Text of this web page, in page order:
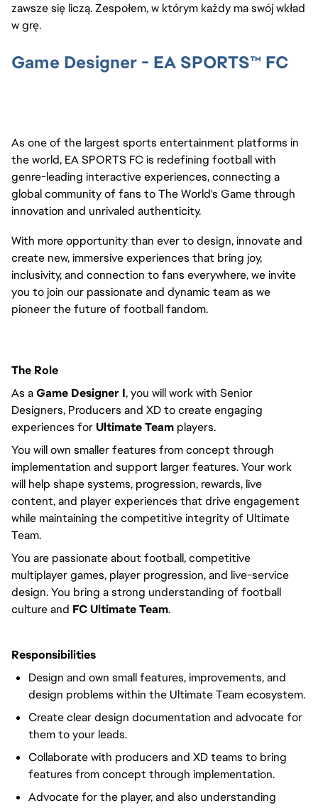
zawsze się liczą. Zespołem, w którym każdy ma swój wkład
w grę.
Game Designer - EA SPORTS™ FC
As one of the largest sports entertainment platforms in
the world, EA SPORTS FC is redefining football with
genre-leading interactive experiences, connecting a
global community of fans to The World's Game through
innovation and unrivaled authenticity.
With more opportunity than ever to design, innovate and
create new, immersive experiences that bring joy,
inclusivity, and connection to fans everywhere, we invite
you to join our passionate and dynamic team as we
pioneer the future of football fandom.
The Role
As aGame Designer I, you will work with Senior
Designers, Producers and XD to create engaging
experiences for Ultimate Team players.
You will own smaller features from concept through
implementation and support larger features. Your work
will help shape systems, progression, rewards, live
content, and player experiences that drive engagement
while maintaining the competitive integrity of Ultimate
Team.
You are passionate about football, competitive
multiplayer games, player progression, and live-service
design. You bring a strong understanding of football
culture and FC Ultimate Team.
Responsibilities
Design and own small features, improvements, and
design problems within the Ultimate Team ecosystem.
Create clear design documentation and advocate for
them to your leads.
Collaborate with producers and XD teams to bring
features from concept through implementation.
Advocate for the player, and also understanding